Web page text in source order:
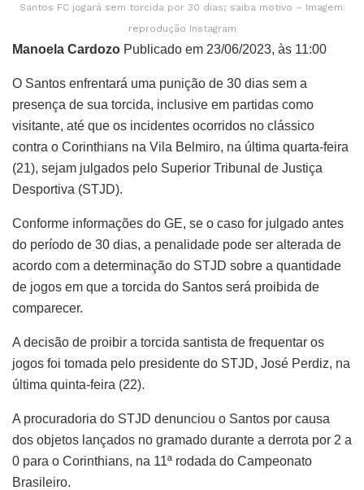
Santos FC jogará sem torcida por 30 dias; saiba motivo – Imagem:
reprodução Instagram
Manoela Cardozo Publicado em 23/06/2023, às 11:00
O Santos enfrentará uma punição de 30 dias sem a
presença de sua torcida, inclusive em partidas como
visitante, até que os incidentes ocorridos no clássico
contra o Corinthians na Vila Belmiro, na última quarta-feira
(21), sejam julgados pelo Superior Tribunal de Justiça
Desportiva (STJD).
Conforme informações do GE, se o caso for julgado antes
do período de 30 dias, a penalidade pode ser alterada de
acordo com a determinação do STJD sobre a quantidade
de jogos em que a torcida do Santos será proibida de
comparecer.
A decisão de proibir a torcida santista de frequentar os
jogos foi tomada pelo presidente do STJD, José Perdiz, na
última quinta-feira (22).
A procuradoria do STJD denunciou o Santos por causa
dos objetos lançados no gramado durante a derrota por 2 a
0 para o Corinthians, na 11ª rodada do Campeonato
Brasileiro.